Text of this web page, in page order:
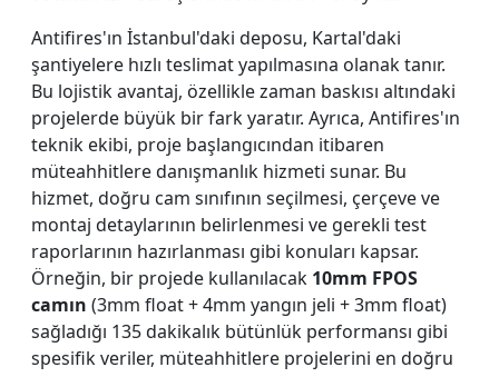
Antifires'ın İstanbul'daki deposu, Kartal'daki
şantiyelere hızlı teslimat yapılmasına olanak tanır.
Bu lojistik avantaj, özellikle zaman baskısı altındaki
projelerde büyük bir fark yaratır. Ayrıca, Antifires'ın
teknik ekibi, proje başlangıcından itibaren
müteahhitlere danışmanlık hizmeti sunar. Bu
hizmet, doğru cam sınıfının seçilmesi, çerçeve ve
montaj detaylarının belirlenmesi ve gerekli test
raporlarının hazırlanması gibi konuları kapsar.
Örneğin, bir projede kullanılacak 10mm FPOS
camın (3mm float + 4mm yangın jeli + 3mm float)
sağladığı 135 dakikalık bütünlük performansı gibi
spesifik veriler, müteahhitlere projelerini en doğru